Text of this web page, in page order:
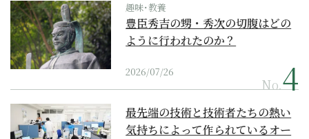
趣味･教養
豊臣秀吉の甥・秀次の切腹はどの
ように行われたのか？
2026/07/26
No.
最先端の技術と技術者たちの熱い
気持ちによって作られているオー